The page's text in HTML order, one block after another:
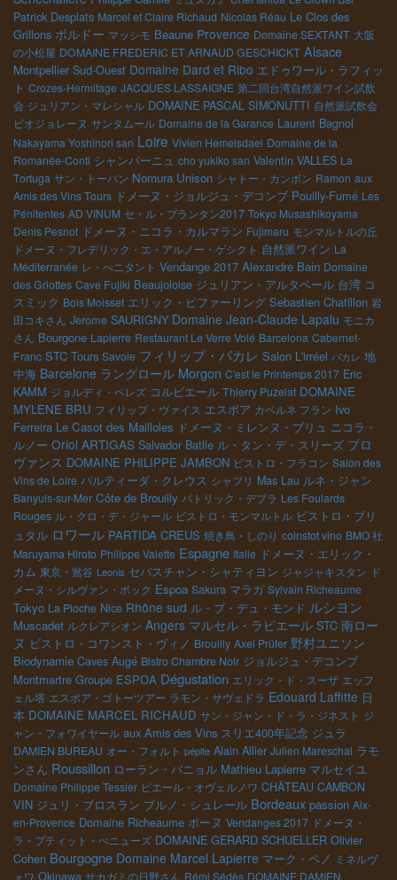
Patrick Desplats Marcel et Claire Richaud Nicolas Réau Le Clos des
Grillons ボルドー マッシモ Beaune Provence Domaine SEXTANT 大阪
の小松屋 DOMAINE FREDERIC ET ARNAUD GESCHICKT Alsace
Montpellier Sud-Ouest Domaine Dard et Ribo エドゥワール・ラフィッ
ト Crozes-Hermitage JACQUES LASSAIGNE 第二回台湾自然派ワイン試飲
会 ジュリアン・マレシャル DOMAINE PASCAL SIMONUTTI 自然派試飲会
ビオジョレーヌ サンタムール Domaine de la Garance Laurent Bagnol
Nakayama Yoshinori san Loire Vivien Hemelsdael Domaine de la
Romanée-Conti シャンパーニュ cho yukiko san Valentin VALLES La
Tortuga サン・トーバン Nomura Unison シャトー・カンボン Ramon aux
Amis des Vins Tours ドメーヌ・ジョルジュ・デコンブ Pouilly-Fumé Les
Pénitentes AD VINUM セ・ル・プランタン2017 Tokyo Musashikoyama
Denis Pesnot ドメーヌ・ニコラ・カルマラン Fujimaru モンマルトルの丘
ドメーヌ・フレデリック・エ・アルノー・ゲシクト 自然派ワイン La
Méditerranée レ・ぺニタント Vendange 2017 Alexandre Bain Domaine
des Griottes Cave Fujiki Beaujoloise ジュリアン・アルタベール 台湾 コ
スミック Bois Moisset エリック・ピファーリング Sebastien Chatillon 岩
田コキさん Jerome SAURIGNY Domaine Jean-Claude Lapalu モニカ
さん Bourgone Lapierre Restaurant Le Verre Volé Barcelona Cabernet-
Franc STC Tours Savoie フィリップ・パカレ Salon L'irréel パカレ 地
中海 Barcelone ラングロール Morgon C'est le Printemps 2017 Eric
KAMM ジョルディ・ペレズ コルビエール Thierry Puzelat DOMAINE
MYLENE BRU フィリップ・ヴァイス エスポア カベルネ フラン Ivo
Ferreira Le Casot des Mailloles ドメーヌ・ミレンヌ・ブリュ ニコラ・
ルノー Oriol ARTIGAS Salvador Batlle ル・タン・デ・スリーズ プロ
ヴァンス DOMAINE PHILIPPE JAMBON ビストロ・フラコン Salon des
Vins de Loire パルティーダ・クレウス シャブリ Mas Lau ルネ・ジャン
Banyuls-sur-Mer Côte de Brouilly パトリック・デプラ Les Foulards
Rouges ル・クロ・デ・ジャール ビストロ・モンマルトル ビストロ・ブリ
ュタル ロワール PARTIDA CREUS 焼き鳥・しのり coinstot vino BMO 社
Maruyama Hiroto Philippe Valette Espagne Italie ドメーヌ・エリック・
カム 東京・鴬谷 Leonis セバスチャン・シャティヨン ジャジャキスタン ド
メーヌ・シルヴァン・ボック Espoa Sakura マラガ Sylvain Richeaume
Tokyo La Pioche Nice Rhône sud ル・ブ・デュ・モンド ルシヨン
Muscadet ルクレアシオン Angers マルセル・ラピエール STC 南ロー
ヌ ビストロ・コワンスト・ヴィノ Brouilly Axel Prüfer 野村ユニソン
Biodynamie Caves Augé Bistro Chambre Noir ジョルジュ・デコンブ
Montmartre Groupe ESPOA Dégustation エリック・ド・スーザ エッフ
ェル塔 エスポア・ゴトーツアー ラモン・サヴェドラ Edouard Laffitte 日
本 DOMAINE MARCEL RICHAUD サン・ジャン・ド・ラ・ジネスト ジ
ャン・フォワイヤール aux Amis des Vins スリエ400年記念 ジュラ
DAMIEN BUREAU オー・フォルト pépite Alain Allier Julien Mareschal ラモ
ンさん Roussillon ローラン・バニョル Mathieu Lapierre マルセイユ
Domaine Philippe Tessier ピエール・オヴェルノワ CHÂTEAU CAMBON
VIN ジュリ・ブロスラン ブルノ・シュレール Bordeaux passion Aix-
en-Provence Domaine Richeaume ボーヌ Vendanges 2017 ドメーヌ・
ラ・プティット・べニューズ DOMAINE GERARD SCHUELLER Olivier
Cohen Bourgogne Domaine Marcel Lapierre マーク・ペノ ミネルヴ
ォワ Okinawa サカガミの日野さん Rémi Sédès DOMAINE DAMIEN